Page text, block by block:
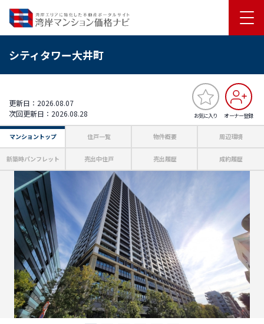
シティタワー大井町
お気に入り オーナー登録
更新日：2026.08.07
次回更新日：2026.08.28
マンショントップ 住戸一覧 物件概要 周辺環境
新築時パンフレット 売出中住戸 売出履歴 成約履歴